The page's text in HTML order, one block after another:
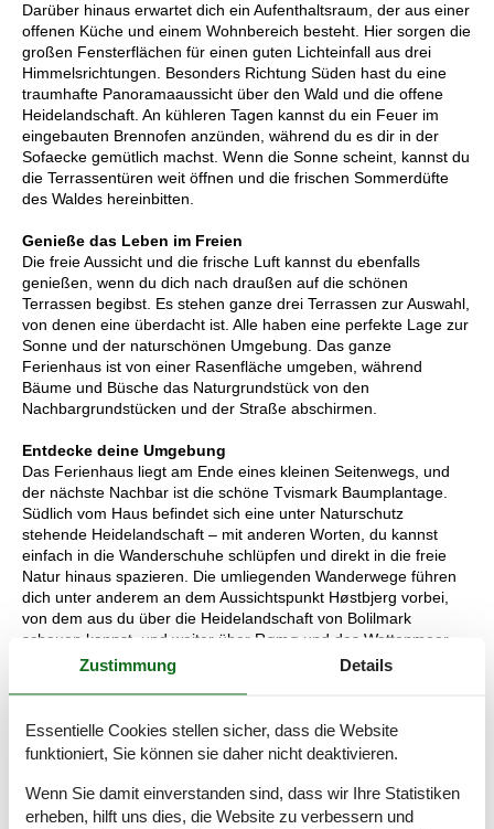
Darüber hinaus erwartet dich ein Aufenthaltsraum, der aus einer
offenen Küche und einem Wohnbereich besteht. Hier sorgen die
großen Fensterflächen für einen guten Lichteinfall aus drei
Himmelsrichtungen. Besonders Richtung Süden hast du eine
traumhafte Panoramaaussicht über den Wald und die offene
Heidelandschaft. An kühleren Tagen kannst du ein Feuer im
eingebauten Brennofen anzünden, während du es dir in der
Sofaecke gemütlich machst. Wenn die Sonne scheint, kannst du
die Terrassentüren weit öffnen und die frischen Sommerdüfte
des Waldes hereinbitten.
Genieße das Leben im Freien
Die freie Aussicht und die frische Luft kannst du ebenfalls
genießen, wenn du dich nach draußen auf die schönen
Terrassen begibst. Es stehen ganze drei Terrassen zur Auswahl,
von denen eine überdacht ist. Alle haben eine perfekte Lage zur
Sonne und der naturschönen Umgebung. Das ganze
Ferienhaus ist von einer Rasenfläche umgeben, während
Bäume und Büsche das Naturgrundstück von den
Nachbargrundstücken und der Straße abschirmen.
Entdecke deine Umgebung
Das Ferienhaus liegt am Ende eines kleinen Seitenwegs, und
der nächste Nachbar ist die schöne Tvismark Baumplantage.
Südlich vom Haus befindet sich eine unter Naturschutz
stehende Heidelandschaft – mit anderen Worten, du kannst
einfach in die Wanderschuhe schlüpfen und direkt in die freie
Natur hinaus spazieren. Die umliegenden Wanderwege führen
dich unter anderem an dem Aussichtspunkt Høstbjerg vorbei,
von dem aus du über die Heidelandschaft von Bolilmark
schauen kannst, und weiter über Rømø und das Wattenmeer –
welches auf der UNESCO Welterbenliste zu finden ist. Egal, ob
du in der Nordsee baden, Windsurfen, Drachen steigen lassen
oder nur den außergewöhnlich weitläufigen Sandstrand
bewundern kannst.
Raumaufteilung
Zustimmung Details
Essentielle Cookies stellen sicher, dass die Website
funktioniert, Sie können sie daher nicht deaktivieren.
Wenn Sie damit einverstanden sind, dass wir Ihre Statistiken
erheben, hilft uns dies, die Website zu verbessern und